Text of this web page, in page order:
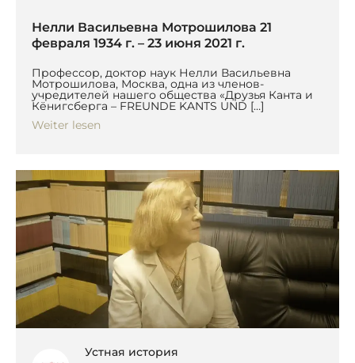
Нелли Васильевна Мотрошилова 21
февраля 1934 г. – 23 июня 2021 г.
Профессор, доктор наук Нелли Васильевна
Мотрошилова, Москва, одна из членов-
учредителей нашего общества «Друзья Канта и
Кёнигсберга – FREUNDE KANTS UND […]
Weiter lesen
Устная история